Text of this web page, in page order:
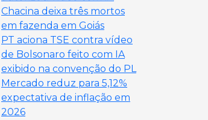
Chacina deixa três mortos
em fazenda em Goiás
PT aciona TSE contra vídeo
de Bolsonaro feito com IA
exibido na convenção do PL
Mercado reduz para 5,12%
expectativa de inflação em
2026